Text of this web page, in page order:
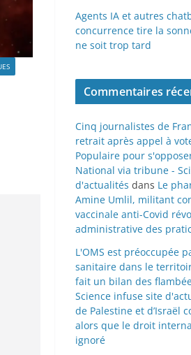
Agents IA et autres
concurrence tire la
ne soit trop tard
Commentaires
Cinq journalistes de
retrait après appel à
Populaire pour
National via tribune -
d'actualités dans Le
Amine Umlil, militant
vaccinale anti-Covid
administrative des
L'OMS est préoccupée
sanitaire dans le
fait un bilan des
Science infuse site
de Palestine et d’Israël
alors que le droit
ignoré